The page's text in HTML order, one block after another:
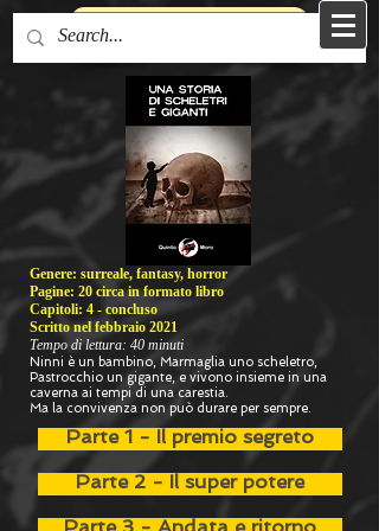
Torna alla Home Page
Genere: surreale, fantasy, horror
Pagine: 20 circa in formato libro
Capitoli: 4 - concluso
Scritto nel febbraio 2021
Tempo di lettura: 40 minuti
Ninni è un bambino, Marmaglia uno scheletro,
Pastrocchio un gigante, e vivono insieme in una
caverna ai tempi di una carestia.
Ma la convivenza non può durare per sempre.
Parte 1 - Il premio segreto
Parte 2 - Il super potere
Parte 3 - Andata e ritorno